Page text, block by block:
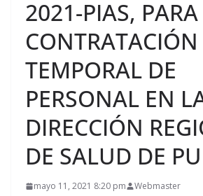
2021-PIAS,
CONTRATACIÓN
TEMPORAL DE
PERSONAL EN
DIRECCIÓN
DE SALUD DE
mayo 11, 2021 8:20 pm Webmaster